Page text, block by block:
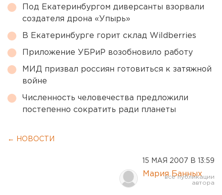
Под Екатеринбургом диверсанты взорвали
создателя дрона «Упырь»
В Екатеринбурге горит склад Wildberries
Приложение УБРиР возобновило работу
МИД призвал россиян готовиться к затяжной
войне
Численность человечества предложили
постепенно сократить ради планеты
← НОВОСТИ
15 МАЯ 2007 В 13:59
Мария Банных